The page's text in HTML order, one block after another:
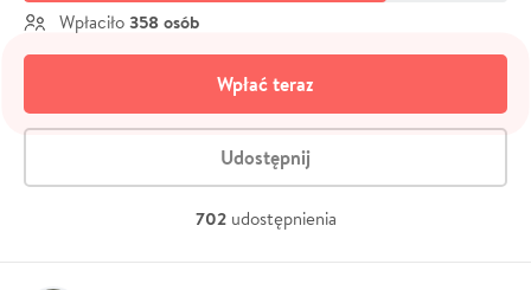
Wpłaciło 358 osób
Wpłać teraz
Udostępnij
702 udostępnienia